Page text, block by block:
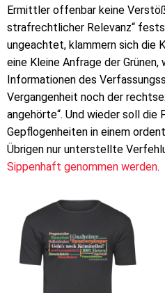
Ermittler offenbar keine
strafrechtlicher Relevanz“
ungeachtet, klammern sich die
eine Kleine Anfrage der Grünen,
Informationen des
Vergangenheit noch der
angehörte“. Und wieder soll die
Gepflogenheiten in einem
Übrigen nur unterstellte
Sippenhaft genommen werden.